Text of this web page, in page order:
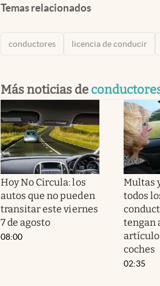
Temas relacionados
conductores licencia de conducir
Más noticias de
Hoy No Circula: los
autos que no pueden
transitar este viernes
7 de agosto
08:00
Multas
todos
tengan
artículo
coches
02:35